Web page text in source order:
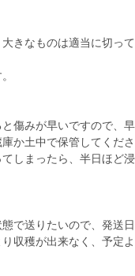
きなものは適当に切っ
傷みが早いですので、
か土中で保管してくださ
しまったら、半日ほど
で送りたいので、発送